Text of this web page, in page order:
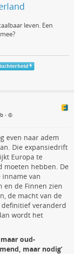
leven. Een
•
even naar adem
Die expansiedrift
Europa te
moeten hebben. De
van
en de Finnen zien
de macht van de
veranderd
wordt het
oud-
maar nodig’